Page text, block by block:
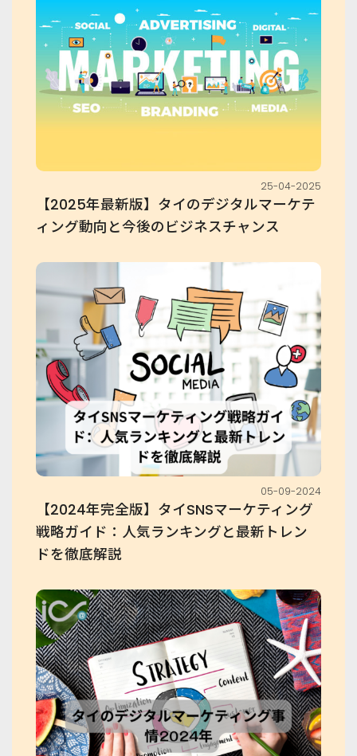
25-04-2025
【2025年最新版】タイのデジタルマーケテ
ィング動向と今後のビジネスチャンス
05-09-2024
【2024年完全版】タイSNSマーケティング
戦略ガイド：人気ランキングと最新トレン
ドを徹底解説